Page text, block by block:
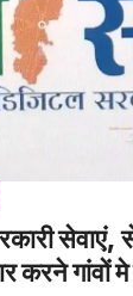
सेवाएं,
करने गांवों मे